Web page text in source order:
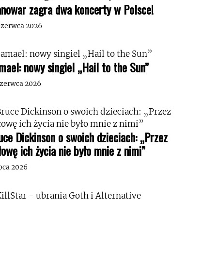
zagra dwa koncerty w Polsce!
2026
nowy singiel „Hail to the Sun”
2026
Dickinson o swoich dzieciach: „Przez
ich życia nie było mnie z nimi”
2026